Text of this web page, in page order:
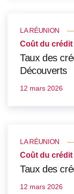
LA RÉUNION
Coût du crédit
Taux des
Découverts
12 mars 2026
LA RÉUNION
Coût du crédit
Taux des
12 mars 2026